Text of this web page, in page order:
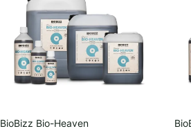
BioBizz Bio-Heaven